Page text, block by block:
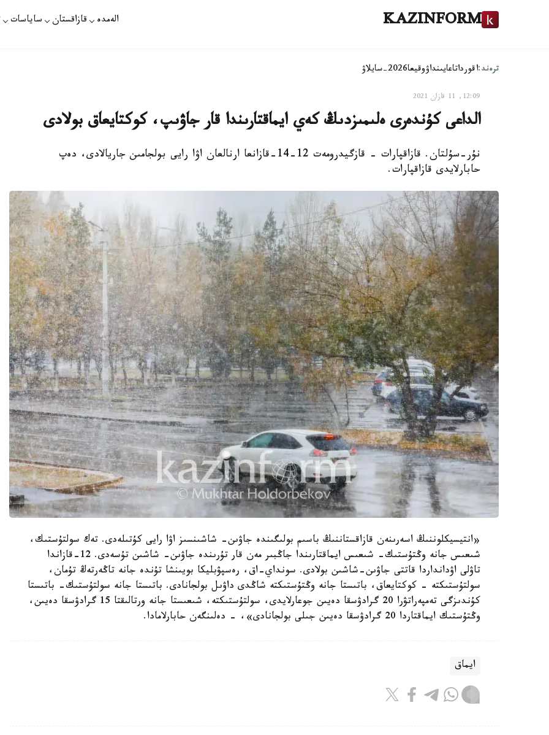
KAZINFORM الەمدە قازاقستان ساياسات
ترەند:اقورداتاعايىنداۋوقيعا2026-سايلاۋ
12:09, 11 قازان 2021
الداعى كۇندەرى ەلىمىزدىڭ كەي ايماقتارىندا قار جاۋىپ، كوكتايعاق بولادى
نۇر-سۇلتان. قازاقپارات - قازگيدرومەت 12-14-قازانعا ارنالعان اۋا رايى بولجامىن جاريالادى، دەپ
حابارلايدى قازاقپارات.
«انتيسيكلوننىڭ اسەرىنەن قازاقستاننىڭ باسىم بولىگىندە جاۋىن- شاشىنسىز اۋا رايى كۇتىلەدى. تەك سولتۇستىك،
شىعىس جانە وڭتۇستىك- شىعىس ايماقتارىندا جاڭبىر مەن قار تۇرىندە جاۋىن- شاشىن تۇسەدى. 12-قازاندا
تاۋلى اۋدانداردا قاتتى جاۋىن-شاشىن بولادى. سونداي-اق، رەسپۋبليكا بويىنشا تۇندە جانە تاڭەرتەڭ تۇمان،
سولتۇستىكتە - كوكتايعاق، باتىستا جانە وڭتۇستىكتە شاڭدى داۋىل بولجانادى. باتىستا جانە سولتۇستىك- باتىستا
كۇندىزگى تەمپەراتۋرا 20 گرادۋسقا دەيىن جوعارلايدى، سولتۇستىكتە، شىعىستا جانە ورتالىقتا 15 گرادۋسقا دەيىن،
وڭتۇستىك ايماقتاردا 20 گرادۋسقا دەيىن جىلى بولجانادى»، - دەلىنگەن حابارلامادا.
ايماق